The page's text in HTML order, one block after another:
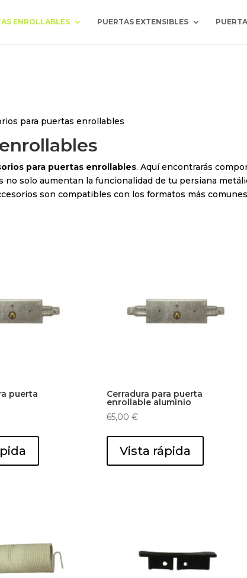
ENROLLABLES PUERTAS EXTENSIBLES
para puertas enrollables
para puertas enrollables. Aquí encontrarás
no solo aumentan la funcionalidad de tu persiana
son compatibles con los formatos más
puerta Cerradura para puerta
enrollable aluminio
65,00€
Vista rápida
Gracias por vuestra comprensión.